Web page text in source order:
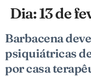
Dia:13 de
Barbacena
psiquiátricas
por casa